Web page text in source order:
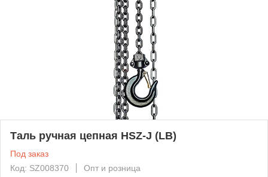
Таль ручная цепная HSZ-J (LB)
Под заказ
Код: SZ008370
Опт и розница